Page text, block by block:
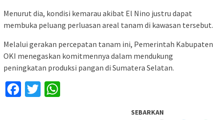
Menurut dia, kondisi kemarau akibat El Nino justru dapat
membuka peluang perluasan areal tanam di kawasan tersebut.
Melalui gerakan percepatan tanam ini, Pemerintah Kabupaten
OKI menegaskan komitmennya dalam mendukung
peningkatan produksi pangan di Sumatera Selatan.
Facebook
Twitter
SEBARKAN